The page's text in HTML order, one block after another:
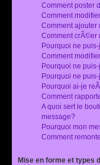
Comment poster
Comment
Comment ajouter
Comment crÃ©er
Pourquoi ne
Comment
Pourquoi ne
Pourquoi ne
Pourquoi ai-je
Comment
A quoi sert le
message?
Pourquoi mon
Comment
Mise en forme et types